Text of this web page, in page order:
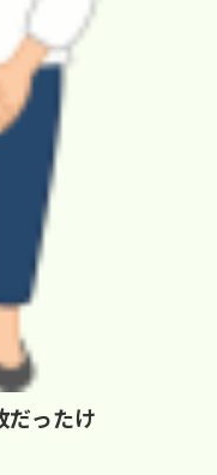
だったけ